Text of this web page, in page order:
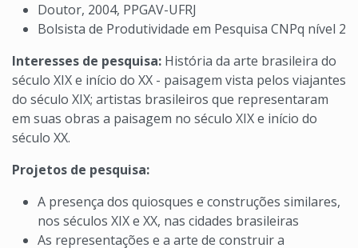
Doutor, 2004, PPGAV-UFRJ
Bolsista de Produtividade em Pesquisa CNPq nível 2
Interesses de pesquisa: História da arte brasileira do
século XIX e início do XX - paisagem vista pelos viajantes
do século XIX; artistas brasileiros que representaram
em suas obras a paisagem no século XIX e início do
século XX.
Projetos de pesquisa:
A presença dos quiosques e construções similares,
nos séculos XIX e XX, nas cidades brasileiras
As representações e a arte de construir a